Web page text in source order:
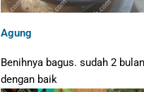
Agung
Benihnya bagus. sudah 2
dengan baik